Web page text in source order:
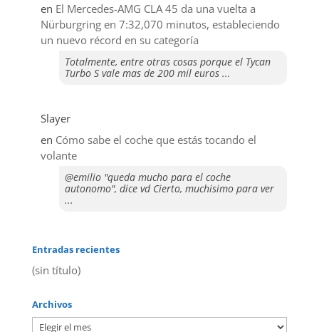
en El Mercedes-AMG CLA 45 da una vuelta a
Nürburgring en 7:32,070 minutos, estableciendo
un nuevo récord en su categoría
Totalmente, entre otras cosas porque el Tycan
Turbo S vale mas de 200 mil euros ...
Slayer
en ​Cómo sabe el coche que estás tocando el
volante
@emilio "queda mucho para el coche
autonomo", dice vd Cierto, muchisimo para ver
...
Entradas recientes
(sin título)
Archivos